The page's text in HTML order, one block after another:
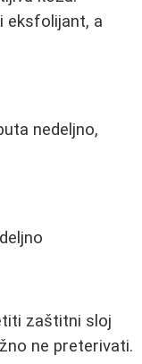
eksfolijant, a
nedeljno,
zaštitni sloj
ne preterivati.